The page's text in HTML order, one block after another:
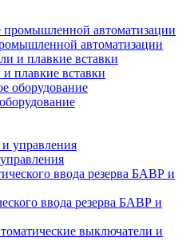
автоматизации
плавкие вставки
ввода резерва БАВР и